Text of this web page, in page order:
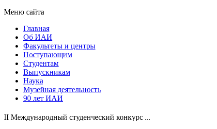
Меню сайта
Главная
Об ИАИ
Факультеты и центры
Поступающим
Студентам
Выпускникам
Наука
Музейная деятельность
90 лет ИАИ
II Международный студенческий конкурс ...